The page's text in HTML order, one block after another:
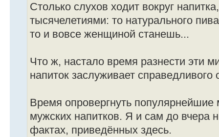
Столько слухов ходит вокруг
тысячелетиями: то натурального
то и вовсе женщиной станешь...
Что ж, настало время разнести эти
напиток заслуживает справедливого
Время опровергнуть
мужских напитков. Я и сам до вчера
фактах, приведённых здесь.